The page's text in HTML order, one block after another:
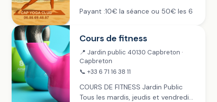
Payant :10€ la séance ou 50€ les 6
Cours de fitness
📍 Jardin public 40130 Capbreton ·
Capbreton
📞 +33 6 71 16 38 11
COURS DE FITNESS Jardin Public
Tous les mardis, jeudis et vendredis